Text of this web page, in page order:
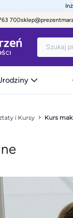
700
i Kursy Kurs